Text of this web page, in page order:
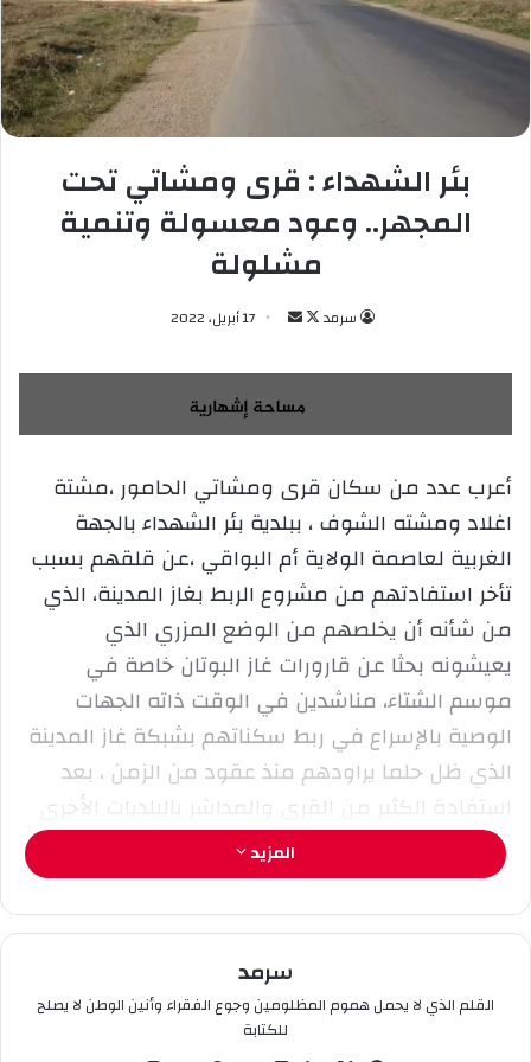
بئر الشهداء : قرى ومشاتي تحت
المجهر.. وعود معسولة وتنمية
مشلولة
سرمد
ت
ب
ع
ع
ى
X
س
ل
ب
ي
د
إ
ل
ك
ت
و
ن
ي
17 أبريل، 2022
أعرب عدد من سكان قرى ومشاتي الحامور ،مشتة
اغلاد ومشته الشوف ، ببلدية بئر الشهداء بالجهة
الغربية لعاصمة الولاية أم البواقي ،عن قلقهم بسبب
تأخر استفادتهم من مشروع الربط بغاز المدينة، الذي
من شأنه أن يخلصهم من الوضع المزري الذي
يعيشونه بحثا عن قارورات غاز البوتان خاصة في
موسم الشتاء، مناشدين في الوقت ذاته الجهات
الوصية بالإسراع في ربط سكناتهم بشبكة غاز المدينة
الذي ظل حلما يراودهم منذ عقود من الزمن ، بعد
استفادة الكثير من القرى والمداشر بالبلديات الأخرى
مؤخرا من الربط بهذه المادة الحيوية.
و يضاف إلى جملة النقائص التي تلازم يوميات سكان
هذه القرى تدهور حالة الطريق المؤدي إلى دوار أولاد
عيسى ، في ظل اتساع رقعة التصدعات والاهتراءات
التي طالته مما أعاق حركة السير به، وهو الأمر الذي
يسبب لهم متاعب ومعاناة يومية أمام تعرض
المزيد
سرمد
القلم الذي لا يحمل هموم المظلومين وجوع الفقراء وأنين الوطن لا يصلح
للكتابة